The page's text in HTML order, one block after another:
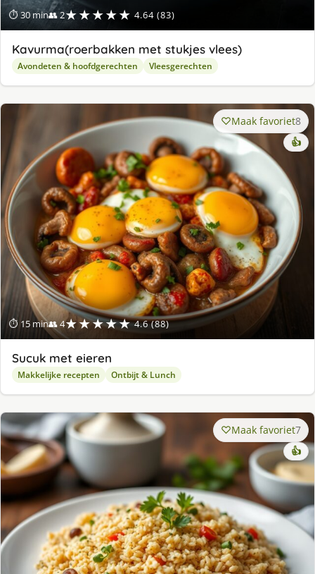
⏱ 30 min👥 2★★★★★ 4.64 (83)
Kavurma(roerbakken met stukjes vlees)
Avondeten & hoofdgerechten Vleesgerechten
⏱ 15 min👥 4★★★★★ 4.6 (88)
Maak favoriet8
👍
Sucuk met eieren
Makkelijke recepten Ontbijt & Lunch
Maak favoriet7
👍